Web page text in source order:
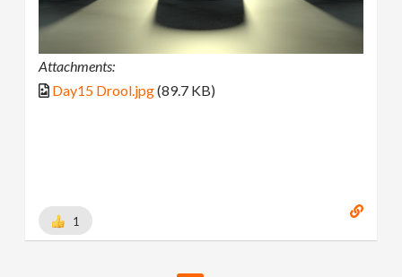
Attachments:
Day15 Drool.jpg(89.7 KB)
1